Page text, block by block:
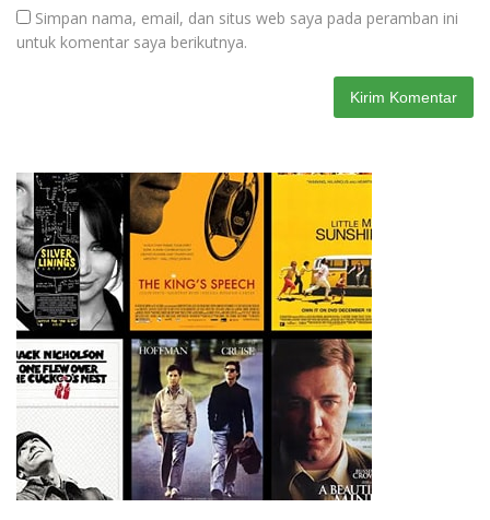
Simpan nama, email, dan situs web saya pada peramban ini
untuk komentar saya berikutnya.